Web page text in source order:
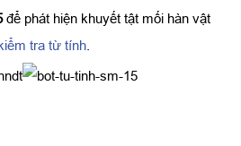
để phát hiện khuyết tật mối hàn vật
tra từ tính